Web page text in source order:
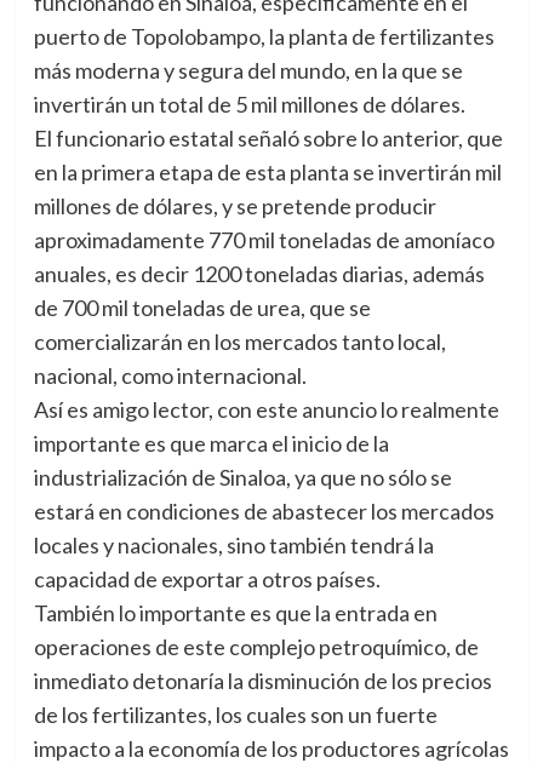
puerto de Topolobampo, la planta de fertilizantes
más moderna y segura del mundo, en la que se
invertirán un total de 5 mil millones de dólares.
El funcionario estatal señaló sobre lo anterior, que
en la primera etapa de esta planta se invertirán mil
millones de dólares, y se pretende producir
aproximadamente 770 mil toneladas de amoníaco
anuales, es decir 1200 toneladas diarias, además
de 700 mil toneladas de urea, que se
comercializarán en los mercados tanto local,
nacional, como internacional.
Así es amigo lector, con este anuncio lo realmente
importante es que marca el inicio de la
industrialización de Sinaloa, ya que no sólo se
estará en condiciones de abastecer los mercados
locales y nacionales, sino también tendrá la
capacidad de exportar a otros países.
También lo importante es que la entrada en
operaciones de este complejo petroquímico, de
inmediato detonaría la disminución de los precios
de los fertilizantes, los cuales son un fuerte
impacto a la economía de los productores agrícolas